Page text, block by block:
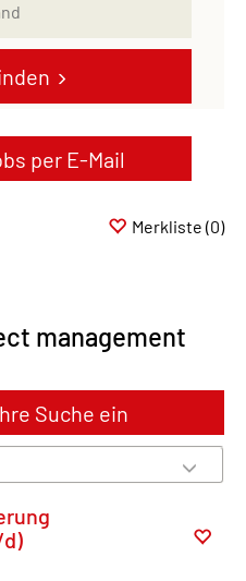
per E-Mail
Merkliste (0)
management
Suche ein